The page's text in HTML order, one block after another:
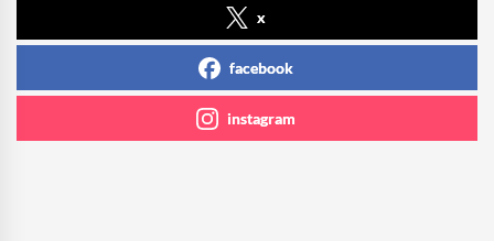
x
facebook
instagram